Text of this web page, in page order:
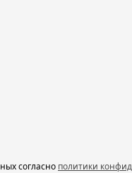
согласно политики